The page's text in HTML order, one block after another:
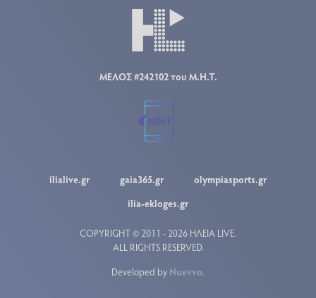
ΜΕΛΟΣ #242102 του Μ.Η.Τ.
ilialive.gr gaia365.gr
olympiasports.gr
ilia-ekloges.gr
COPYRIGHT © 2011 - 2026 ΗΛΕΙΑ LIVE.
ALL RIGHTS RESERVED.
Developed by Nuevvo.